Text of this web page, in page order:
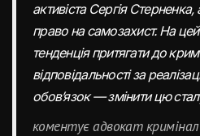
активіста Сергія
право на самозахист. На цей
тенденція притягати до
відповідальності за
обов’язок — змінити цю
коментує адвокат